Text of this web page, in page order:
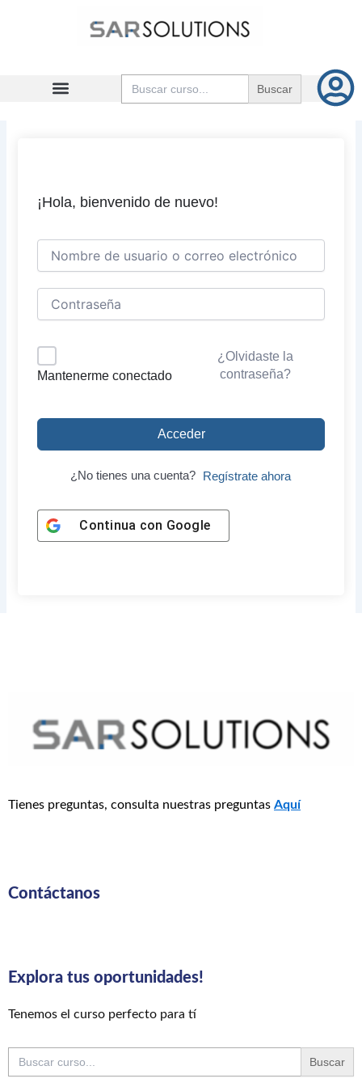
Buscar:
¡Hola, bienvenido de nuevo!
Mantenerme conectado
¿Olvidaste la
contraseña?
Acceder
¿No tienes una cuenta? Regístrate ahora
Continua con Google
Tienes preguntas, consulta nuestras preguntas Aquí
Contáctanos
Explora tus oportunidades!
Tenemos el curso perfecto para tí
Buscar: